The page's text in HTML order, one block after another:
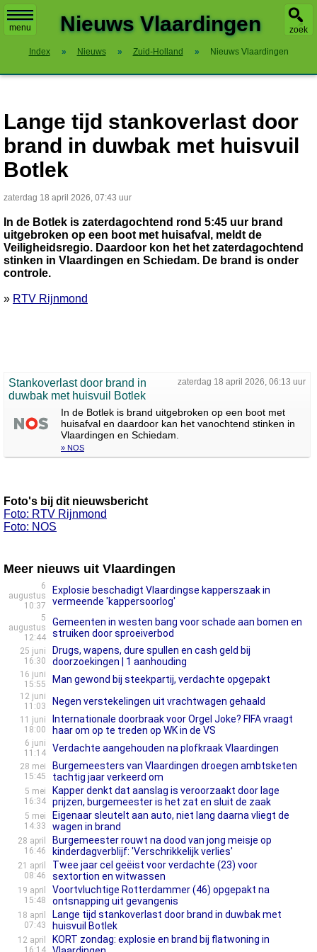
menu zoek
Nieuws Vlaardingen
Index » Nieuws » Zuid-Holland » Nieuws Vlaardingen
Lange tijd stankoverlast door
brand in duwbak met huisvuil
Botlek
zaterdag 18 april 2026, 07:43 uur
In de Botlek is zaterdagochtend rond 5:45 uur brand
uitgebroken op een boot met huisafval, meldt de
Veiligheidsregio. Daardoor kon het het zaterdagochtend
stinken in Vlaardingen en Schiedam. De brand is onder
controle.
» RTV Rijnmond
zaterdag 18 april 2026, 06:13 uur
Stankoverlast door brand in
duwbak met huisvuil Botlek
In de Botlek is brand uitgebroken op een boot met
huisafval en daardoor kan het vanochtend stinken in
Vlaardingen en Schiedam.
» NOS
Foto's bij dit nieuwsbericht
Foto: RTV Rijnmond
Foto: NOS
Meer nieuws uit Vlaardingen
6
augustus
10:37
Explosie beschadigt Vlaardingse kapperszaak in
vermeende 'kappersoorlog'
5
augustus
12:44
Gemeenten in westen bang voor schade aan bomen en
struiken door sproeiverbod
25 juni
16:30
Drugs, wapens, dure spullen en cash geld bij
doorzoekingen | 1 aanhouding
16 juni
15:55
Man gewond bij steekpartij, verdachte opgepakt
12 juni
11:03
Negen verstekelingen uit vrachtwagen gehaald
11 juni
18:00
Internationale doorbraak voor Orgel Joke? FIFA vraagt
haar om op te treden op WK in de VS
6 juni
11:14
Verdachte aangehouden na plofkraak Vlaardingen
28 mei
15:45
Burgemeesters van Vlaardingen droegen ambtsketen
tachtig jaar verkeerd om
5 mei
16:34
Kapper denkt dat aanslag is veroorzaakt door lage
prijzen, burgemeester is het zat en sluit de zaak
5 mei
14:33
Eigenaar sleutelt aan auto, niet lang daarna vliegt de
wagen in brand
28 april
16:46
Burgemeester rouwt na dood van jong meisje op
kinderdagverblijf: 'Verschrikkelijk verlies'
21 april
08:46
Twee jaar cel geëist voor verdachte (23) voor
sextortion en witwassen
19 april
15:48
Voortvluchtige Rotterdammer (46) opgepakt na
ontsnapping uit gevangenis
18 april
07:43
Lange tijd stankoverlast door brand in duwbak met
huisvuil Botlek
12 april
16:14
KORT zondag: explosie en brand bij flatwoning in